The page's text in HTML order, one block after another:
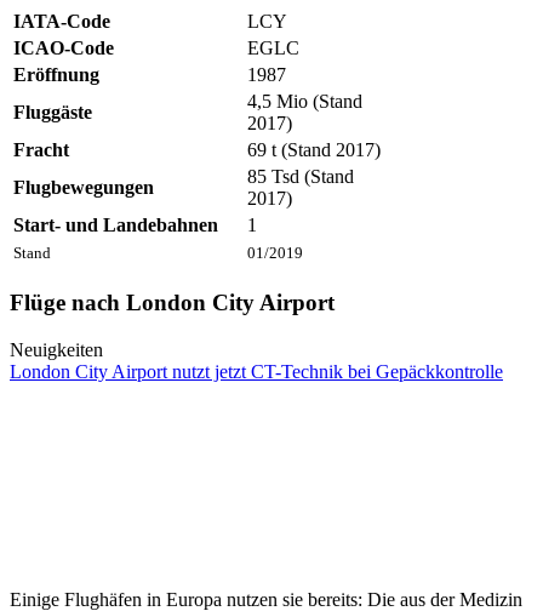
Stand 01/2019
IATA-Code
LCY
ICAO-Code
EGLC
Eröffnung
1987
Fluggäste
4,5 Mio (Stand
2017)
Fracht
69 t (Stand 2017)
Flugbewegungen
85 Tsd (Stand
2017)
Start- und Landebahnen
1
Flüge nach London City Airport
Neuigkeiten
London City Airport nutzt jetzt CT-Technik bei Gepäckkontrolle
Einige Flughäfen in Europa nutzen sie bereits: Die aus der Medizin